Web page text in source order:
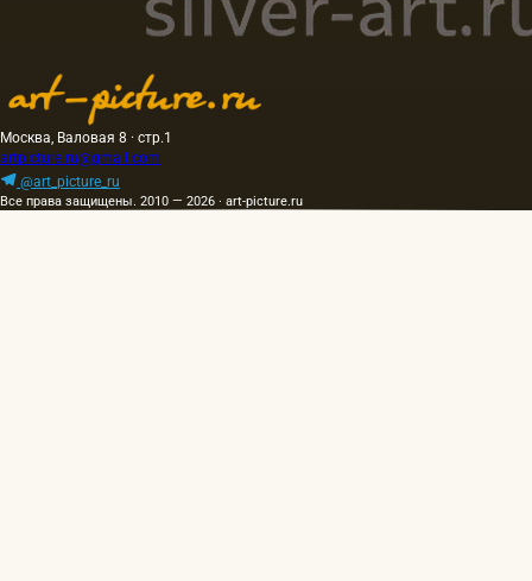
Москва, Валовая 8 · стр.1
artpicture.ru@gmail.com
@art_picture_ru
Все права защищены. 2010 — 2026 · art-picture.ru